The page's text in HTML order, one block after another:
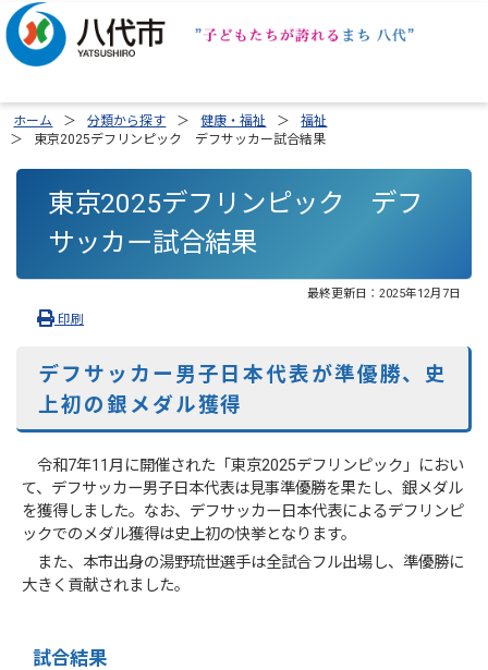
ホーム 分類から探す 健康・福祉
福祉
東京2025デフリンピック デフサッカー試合結果
東京2025デフリンピック デフ
サッカー試合結果
最終更新日： 2025年12月7日
印刷
デフサッカー男子日本代表が準優勝、史
上初の銀メダル獲得
令和7年11月に開催された「東京2025デフリンピック」におい
て、デフサッカー男子日本代表は見事準優勝を果たし、銀メダル
を獲得しました。なお、デフサッカー日本代表によるデフリンピ
ックでのメダル獲得は史上初の快挙となります。
また、本市出身の湯野琉世選手は全試合フル出場し、準優勝に
大きく貢献されました。
試合結果